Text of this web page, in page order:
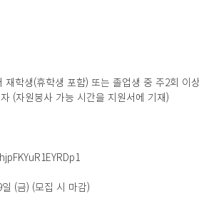
재학생(휴학생 포함) 또는 졸업생 중 주2회 이
(자원봉사 가능 시간을 지원서에 기재)
(금) (모집 시 마감)